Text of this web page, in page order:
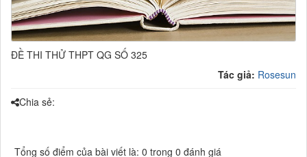
ĐỀ THI THỬ THPT QG SỐ 325
Tác giả: Rosesun
Chia sẻ:
Tổng số điểm của bài viết là: 0 trong 0 đánh giá